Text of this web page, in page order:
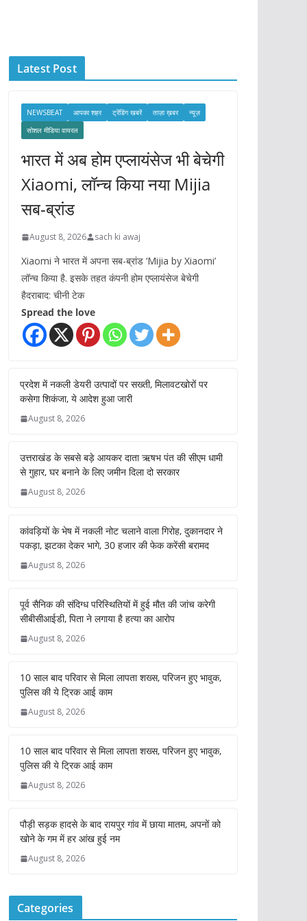
e
Latest Post
NEWSBEAT आपका शहर ट्रेंडिंग खबरें ताज़ा ख़बर
न्यूज़
सोशल मीडिया वायरल
भारत में अब होम एप्लायंसेज भी बेचेगी
Xiaomi, लॉन्च किया नया Mijia
सब-ब्रांड
August 8, 2026 sach ki awaj
Xiaomi ने भारत में अपना सब-ब्रांड ‘Mijia by Xiaomi’
लॉन्च किया है. इसके तहत कंपनी होम एप्लायंसेज बेचेगी
हैदराबाद: चीनी टेक
Spread the love
प्रदेश में नकली डेयरी उत्पादों पर सख्ती, मिलावटखोरों पर
कसेगा शिकंजा, ये आदेश हुआ जारी
August 8, 2026
उत्तराखंड के सबसे बड़े आयकर दाता ऋषभ पंत की सीएम धामी
से गुहार, घर बनाने के लिए जमीन दिला दो सरकार
August 8, 2026
कांवड़ियों के भेष में नकली नोट चलाने वाला गिरोह, दुकानदार ने
पकड़ा, झटका देकर भागे, 30 हजार की फेक करेंसी बरामद
August 8, 2026
पूर्व सैनिक की संदिग्ध परिस्थितियों में हुई मौत की जांच करेगी
सीबीसीआईडी, पिता ने लगाया है हत्या का आरोप
August 8, 2026
10 साल बाद परिवार से मिला लापता शख्स, परिजन हुए भावुक,
पुलिस की ये ट्रिक आई काम
August 8, 2026
10 साल बाद परिवार से मिला लापता शख्स, परिजन हुए भावुक,
पुलिस की ये ट्रिक आई काम
August 8, 2026
पौड़ी सड़क हादसे के बाद रायपुर गांव में छाया मातम, अपनों को
खोने के गम में हर आंख हुई नम
August 8, 2026
Categories